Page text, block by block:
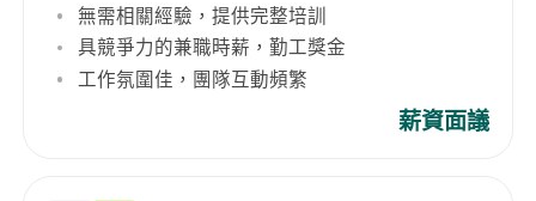
無需相關經驗，提供完整培訓
具競爭力的兼職時薪，勤工獎金
工作氛圍佳，團隊互動頻繁
薪資面議